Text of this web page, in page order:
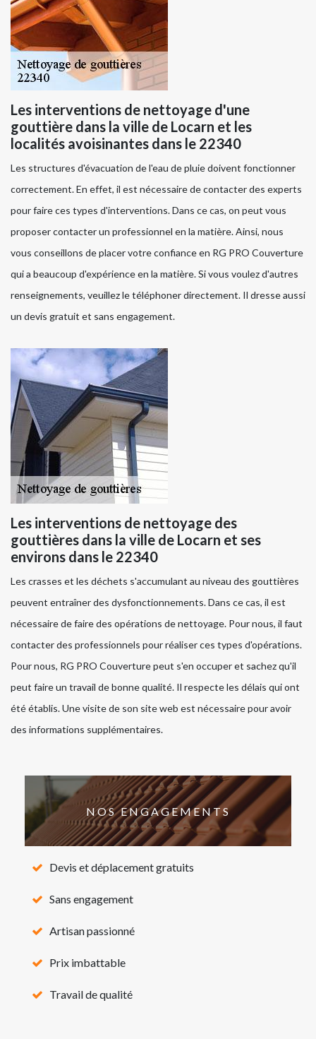
Les interventions de nettoyage d'une
gouttière dans la ville de Locarn et les
localités avoisinantes dans le 22340
Les structures d'évacuation de l'eau de pluie doivent fonctionner
correctement. En effet, il est nécessaire de contacter des experts
pour faire ces types d'interventions. Dans ce cas, on peut vous
proposer contacter un professionnel en la matière. Ainsi, nous
vous conseillons de placer votre confiance en RG PRO Couverture
qui a beaucoup d'expérience en la matière. Si vous voulez d'autres
renseignements, veuillez le téléphoner directement. Il dresse aussi
un devis gratuit et sans engagement.
Les interventions de nettoyage des
gouttières dans la ville de Locarn et ses
environs dans le 22340
Les crasses et les déchets s'accumulant au niveau des gouttières
peuvent entraîner des dysfonctionnements. Dans ce cas, il est
nécessaire de faire des opérations de nettoyage. Pour nous, il faut
contacter des professionnels pour réaliser ces types d'opérations.
Pour nous, RG PRO Couverture peut s'en occuper et sachez qu'il
peut faire un travail de bonne qualité. Il respecte les délais qui ont
été établis. Une visite de son site web est nécessaire pour avoir
des informations supplémentaires.
NOS ENGAGEMENTS
Devis et déplacement gratuits
Sans engagement
Artisan passionné
Prix imbattable
Travail de qualité